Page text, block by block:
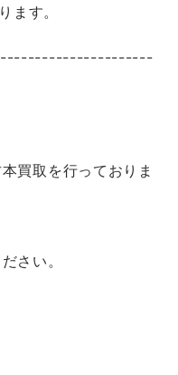
ます。
買取を行っておりま
さい。